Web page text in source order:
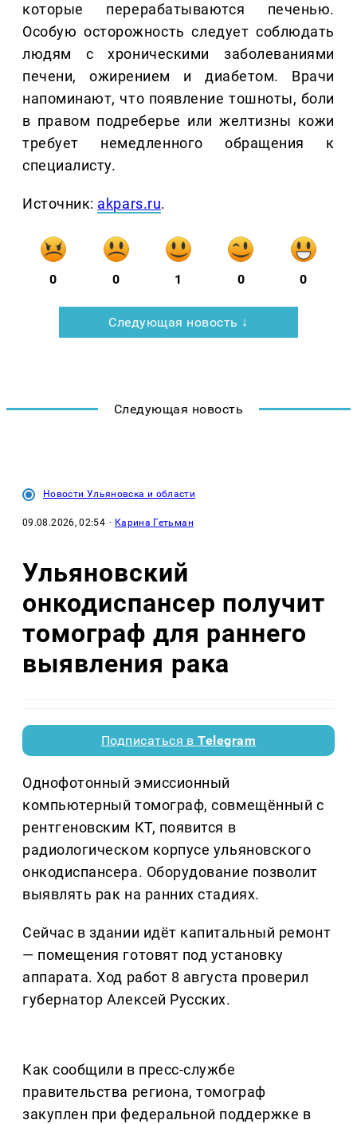
которые перерабатываются печенью.
Особую осторожность следует соблюдать
людям с хроническими заболеваниями
печени, ожирением и диабетом. Врачи
напоминают, что появление тошноты, боли
в правом подреберье или желтизны кожи
требует немедленного обращения к
специалисту.
Источник: akpars.ru.
0 0 1 0 0
Следующая новость ↓
Следующая новость
Новости Ульяновска и области
09.08.2026, 02:54 · Карина Гетьман
Ульяновский
онкодиспансер получит
томограф для раннего
выявления рака
Подписаться вTelegram
Однофотонный эмиссионный
компьютерный томограф, совмещённый с
рентгеновским КТ, появится в
радиологическом корпусе ульяновского
онкодиспансера. Оборудование позволит
выявлять рак на ранних стадиях.
Сейчас в здании идёт капитальный ремонт
— помещения готовят под установку
аппарата. Ход работ 8 августа проверил
губернатор Алексей Русских.
Как сообщили в пресс-службе
правительства региона, томограф
закуплен при федеральной поддержке в